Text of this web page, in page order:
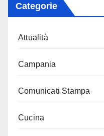
Categorie
Attualità
Campania
Comunicati Stampa
Cucina